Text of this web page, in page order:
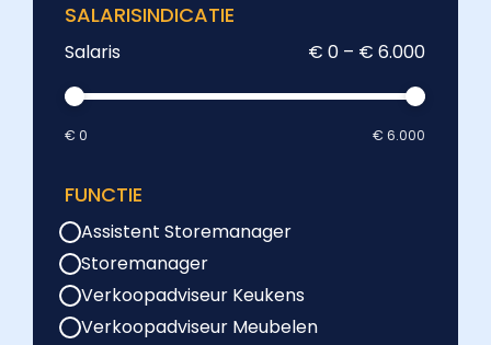
SALARISINDICATIE
Salaris € 0 – € 6.000
€ 0 € 6.000
FUNCTIE
Assistent Storemanager
Storemanager
Verkoopadviseur Keukens
Verkoopadviseur Meubelen